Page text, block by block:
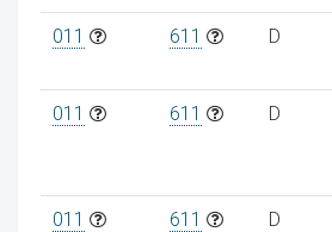
011 611 D
011 611 D
011 611 D